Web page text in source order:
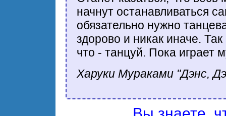
начнут останавливаться
обязательно нужно
здорово и никак иначе.
что - танцуй. Пока
Харуки Мураками "Дэнс,